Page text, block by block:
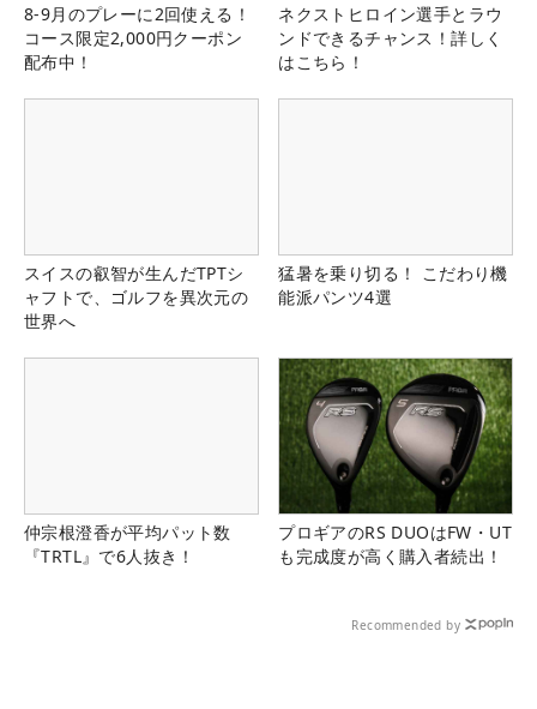
8-9月のプレーに2回使える！
コース限定2,000円クーポン
配布中！
ネクストヒロイン選手とラウ
ンドできるチャンス！詳しく
はこちら！
スイスの叡智が生んだTPTシ
ャフトで、ゴルフを異次元の
世界へ
猛暑を乗り切る！ こだわり機
能派パンツ4選
仲宗根澄香が平均パット数
『TRTL』で6人抜き！
プロギアのRS DUOはFW・UT
も完成度が高く購入者続出！
Recommended by